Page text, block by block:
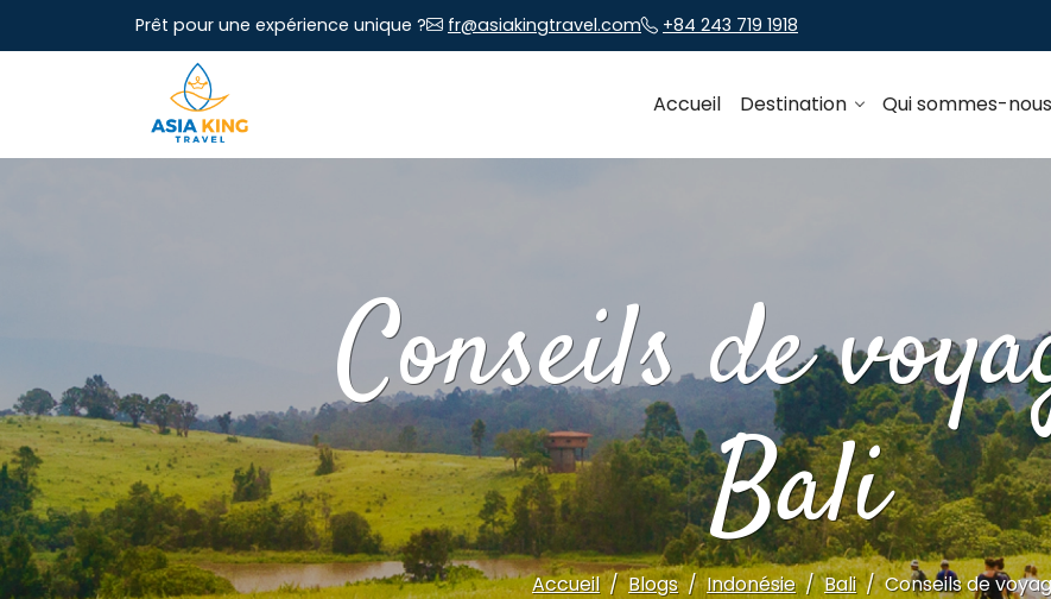
Prêt pour une expérience unique ? fr@asiakingtravel.com +84 243 719 1918
Accueil Destination Qui sommes-nous
Conseils de
Bali
Accueil Blogs Indonésie Bali Conseils de